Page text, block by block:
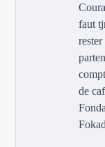
faut
de